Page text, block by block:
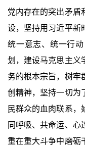
党内存在的突出矛盾
设，坚持用习近平新
统一意志、统一行
划，建设马克思主义
务的根本宗旨，树牢
创精神，坚持一切为
民群众的血肉联系，
同呼吸、共命运、心
重在重大斗争中磨砺